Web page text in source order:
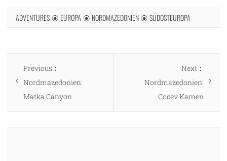
ADVENTURES EUROPA NORDMAZEDONIEN SÜDOSTEUROPA
Beitragsnavigation
Previous
post:
Nordmazedonien:
Matka Canyon
Next
post:
Nordmazedonien:
Cocev Kamen